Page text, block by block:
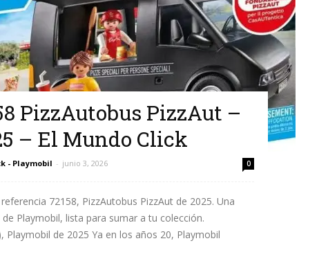
PizzAutobus PizzAut –
– El Mundo Click
- Playmobil - junio 3, 2026 0
72158, PizzAutobus PizzAut de 2025. Una
Playmobil, lista para sumar a tu colección.
Playmobil de 2025 Ya en los años 20, Playmobil